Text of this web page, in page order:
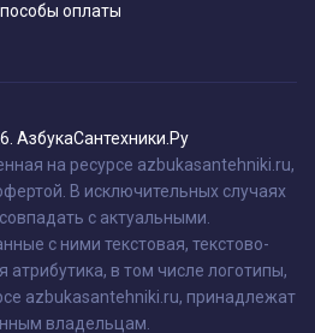
АзбукаСантехники.Ру
на ресурсе azbukasantehniki.ru,
В исключительных случаях
с актуальными.
с ними текстовая, текстово-
атрибутика, в том числе логотипы,
azbukasantehniki.ru, принадлежат
владельцам.